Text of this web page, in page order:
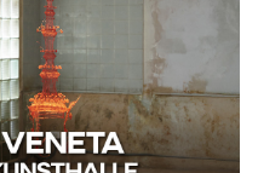
AUTHOR
วิชชประภา
อลัมนิสต์ และบรรณาธิการ ผู้
ามตื่นเต้นของกีฬาและความ
นหนังสือเงียบๆ